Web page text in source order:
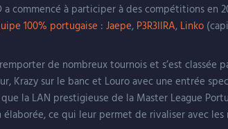
a commencé à participer à des compétitions
100% portugaise : Jaepe, P3R3IIRA, Linko
de nombreux tournois et s’est classée
Krazy sur le banc et Louro avec une entrée
la LAN prestigieuse de la Master League
ce qui leur permet de rivaliser avec